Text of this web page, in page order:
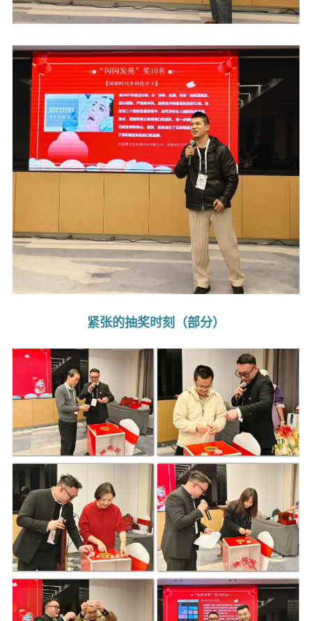
紧张的抽奖时刻（部分）